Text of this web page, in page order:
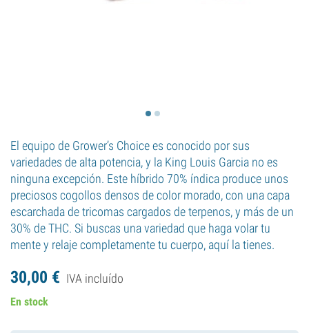
El equipo de Grower’s Choice es conocido por sus
variedades de alta potencia, y la King Louis Garcia no es
ninguna excepción. Este híbrido 70% índica produce unos
preciosos cogollos densos de color morado, con una capa
escarchada de tricomas cargados de terpenos, y más de un
30% de THC. Si buscas una variedad que haga volar tu
mente y relaje completamente tu cuerpo, aquí la tienes.
30,00 € IVA incluído
En stock